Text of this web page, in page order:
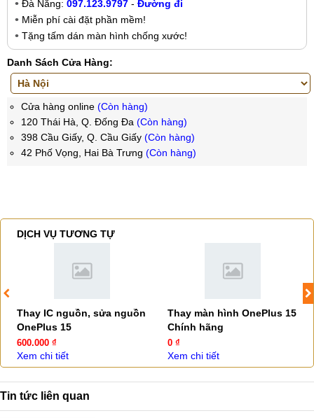
Đà Nẵng: 097.123.9797 - Đường đi
Miễn phí cài đặt phần mềm!
Tặng tấm dán màn hình chống xước!
Danh Sách Cửa Hàng:
Cửa hàng online (Còn hàng)
120 Thái Hà, Q. Đống Đa (Còn hàng)
398 Cầu Giấy, Q. Cầu Giấy (Còn hàng)
42 Phố Vọng, Hai Bà Trưng (Còn hàng)
DỊCH VỤ TƯƠNG TỰ
Thay IC nguồn, sửa nguồn
OnePlus 15
600.000 ₫
Xem chi tiết
Thay màn hình OnePlus 15
Chính hãng
0 ₫
Xem chi tiết
Tin tức liên quan